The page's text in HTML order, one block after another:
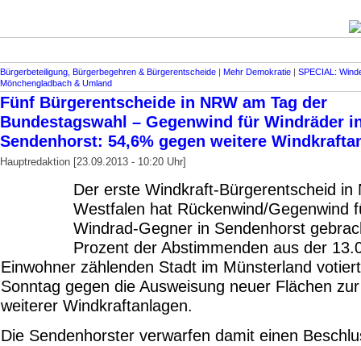
Bürgerbeteiligung, Bürgerbegehren & Bürgerentscheide | Mehr Demokratie | SPECIAL:
Mönchengladbach & Umland
Fünf Bürgerentscheide in NRW am Tag der
Bundestagswahl – Gegenwind für Windräder
Sendenhorst: 54,6% gegen weitere
Hauptredaktion [23.09.2013 - 10:20 Uhr]
Der erste Windkraft-Bürgerentscheid in
Westfalen hat Rückenwind/Gegenwind
Windrad-Gegner in Sendenhorst
Prozent der Abstimmenden aus der
Einwohner zählenden Stadt im Münsterland
Sonntag gegen die Ausweisung neuer Flächen
weiterer Windkraftanlagen.
Die Sendenhorster verwarfen damit einen